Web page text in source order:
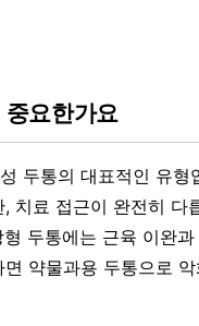
중요한가요
두통의 대표적인 유
치료 접근이 완전히 다
두통에는 근육 이완
약물과용 두통으로